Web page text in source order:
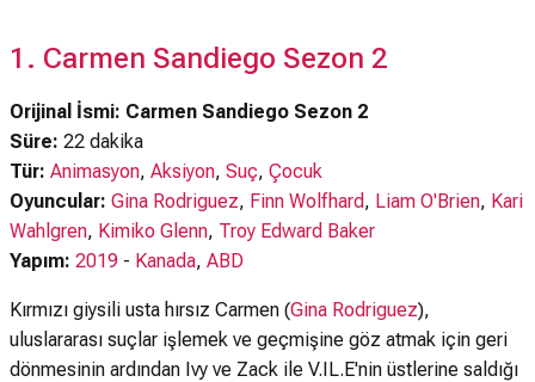
1. Carmen Sandiego Sezon 2
Orijinal İsmi: Carmen Sandiego Sezon 2
Süre: 22 dakika
Tür: Animasyon, Aksiyon, Suç, Çocuk
Oyuncular: Gina Rodriguez, Finn Wolfhard, Liam O'Brien, Kari
Wahlgren, Kimiko Glenn, Troy Edward Baker
Yapım: 2019 - Kanada, ABD
Kırmızı giysili usta hırsız Carmen (Gina Rodriguez),
uluslararası suçlar işlemek ve geçmişine göz atmak için geri
dönmesinin ardından Ivy ve Zack ile V.IL.E'nin üstlerine saldığı